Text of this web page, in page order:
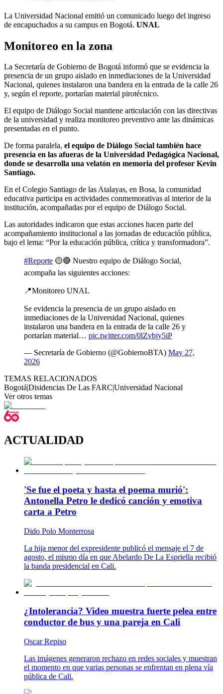
La Universidad Nacional emitió un comunicado luego del ingreso
de encapuchados a su campus en Bogotá. UNAL
Monitoreo en la zona
La Secretaría de Gobierno de Bogotá informó que se evidencia la
presencia de un grupo aislado en inmediaciones de la Universidad
Nacional, quienes instalaron una bandera en la entrada de la calle 26
y, según el reporte, portarían material pirotécnico.
El equipo de Diálogo Social mantiene articulación con las directivas
de la universidad y realiza monitoreo preventivo ante las dinámicas
presentadas en el punto.
De forma paralela, el equipo de Diálogo Social también hace
presencia en las afueras de la Universidad Pedagógica Nacional,
donde se desarrolla una velatón en memoria del profesor Kevin
Santiago.
En el Colegio Santiago de las Atalayas, en Bosa, la comunidad
educativa participa en actividades conmemorativas al interior de la
institución, acompañadas por el equipo de Diálogo Social.
Las autoridades indicaron que estas acciones hacen parte del
acompañamiento institucional a las jornadas de educación pública,
bajo el lema: “Por la educación pública, crítica y transformadora”.
#Reporte 🟡🔴 Nuestro equipo de Diálogo Social,
acompaña las siguientes acciones:
📍Monitoreo UNAL
Se evidencia la presencia de un grupo aislado en
inmediaciones de la Universidad Nacional, quienes
instalaron una bandera en la entrada de la calle 26 y
portarían material… pic.twitter.com/0lZvbjy5iP
— Secretaría de Gobierno (@GobiernoBTA) May 27,
2026
TEMAS RELACIONADOS
Bogotá|Disidencias De Las FARC|Universidad Nacional
Ver otros temas
ACTUALIDAD
'Se fue el poeta y hasta el poema murió':
Antonella Petro le dedicó canción y emotiva
carta a Petro
Dido Polo Monterrosa
La hija menor del expresidente publicó el mensaje el 7 de
agosto, el mismo día en que Abelardo De La Espriella recibió
la banda presidencial en Cali.
¿Intolerancia? Video muestra fuerte pelea entre
conductor de bus y una pareja en Cali
Oscar Repiso
Las imágenes generaron rechazo en redes sociales y muestran
el momento en que varias personas se enfrentan en plena vía
pública de Cali.